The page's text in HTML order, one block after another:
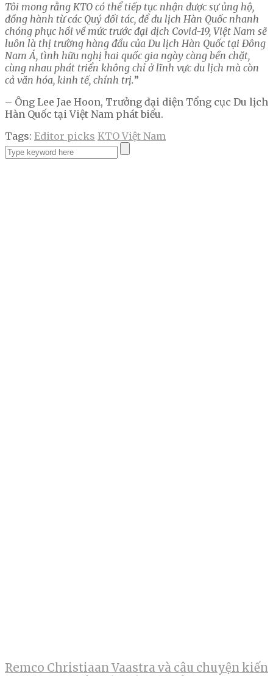
Tôi mong rằng KTO có thể tiếp tục nhận được sự ủng hộ,
đồng hành từ các Quý đối tác, để du lịch Hàn Quốc nhanh
chóng phục hồi về mức trước đại dịch Covid-19, Việt Nam sẽ
luôn là thị trường hàng đầu của Du lịch Hàn Quốc tại Đông
Nam Á, tình hữu nghị hai quốc gia ngày càng bền chặt,
cùng nhau phát triển không chỉ ở lĩnh vực du lịch mà còn
cả văn hóa, kinh tế, chính trị.”
– Ông Lee Jae Hoon, Trưởng đại diện Tổng cục Du lịch
Hàn Quốc tại Việt Nam phát biểu.
Tags: Editor picks KTO Việt Nam
Remco Christiaan Vaastra và câu chuyện kiến